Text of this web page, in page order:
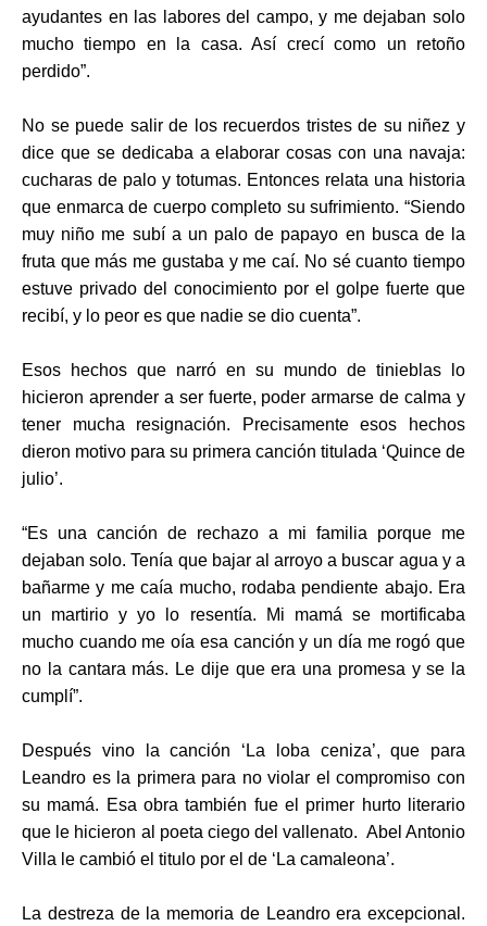
ayudantes en las labores del campo, y me dejaban solo
mucho tiempo en la casa. Así crecí como un retoño
perdido”.
No se puede salir de los recuerdos tristes de su niñez y
dice que se dedicaba a elaborar cosas con una navaja:
cucharas de palo y totumas. Entonces relata una historia
que enmarca de cuerpo completo su sufrimiento. “Siendo
muy niño me subí a un palo de papayo en busca de la
fruta que más me gustaba y me caí. No sécuanto tiempo
estuve privado del conocimiento por el golpe fuerte que
recibí, y lo peor es que nadie se dio cuenta”.
Esos hechos que narró en su mundo de tinieblas lo
hicieron aprender a ser fuerte, poder armarse de calma y
tener mucha resignación. Precisamente esos hechos
dieron motivo para su primera canción titulada ‘Quince de
julio’.
“Es una canción de rechazo a mi familia porque me
dejaban solo. Tenía que bajar al arroyo a buscar agua y a
bañarme y me caía mucho, rodaba pendiente abajo. Era
un martirio y yo lo resentía. Mi mamá se mortificaba
mucho cuando me oía esa canción y un día me rogó que
no la cantara más. Le dije que era una promesa yse la
cumplí”.
Después vino la canción ‘La loba ceniza’, que para
Leandro es la primera para no violar el compromiso con
su mamá. Esa obratambién fue el primer hurto literario
que le hicieron al poeta ciego del vallenato. Abel Antonio
Villa le cambió el titulo por el de ‘La camaleona’.
La destreza de la memoria de Leandro era excepcional.